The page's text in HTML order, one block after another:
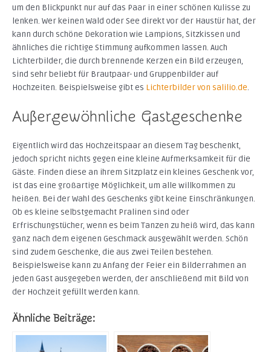
um den Blickpunkt nur auf das Paar in einer schönen Kulisse zu
lenken. Wer keinen Wald oder See direkt vor der Haustür hat, der
kann durch schöne Dekoration wie Lampions, Sitzkissen und
ähnliches die richtige Stimmung aufkommen lassen. Auch
Lichterbilder, die durch brennende Kerzen ein Bild erzeugen,
sind sehr beliebt für Brautpaar- und Gruppenbilder auf
Hochzeiten. Beispielsweise gibt es Lichterbilder von salilio.de.
Außergewöhnliche Gastgeschenke
Eigentlich wird das Hochzeitspaar an diesem Tag beschenkt,
jedoch spricht nichts gegen eine kleine Aufmerksamkeit für die
Gäste. Finden diese an ihrem Sitzplatz ein kleines Geschenk vor,
ist das eine großartige Möglichkeit, um alle willkommen zu
heißen. Bei der Wahl des Geschenks gibt keine Einschränkungen.
Ob es kleine selbstgemacht Pralinen sind oder
Erfrischungstücher, wenn es beim Tanzen zu heiß wird, das kann
ganz nach dem eigenen Geschmack ausgewählt werden. Schön
sind zudem Geschenke, die aus zwei Teilen bestehen.
Beispielsweise kann zu Anfang der Feier ein Bilderrahmen an
jeden Gast ausgegeben werden, der anschließend mit Bild von
der Hochzeit gefüllt werden kann.
Ähnliche Beiträge: